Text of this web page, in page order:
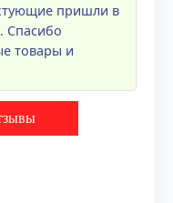
пришли в
Спасибо
товары и